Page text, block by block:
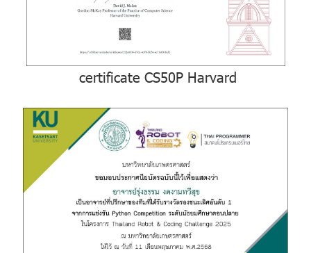
certificate CS50P Harvard